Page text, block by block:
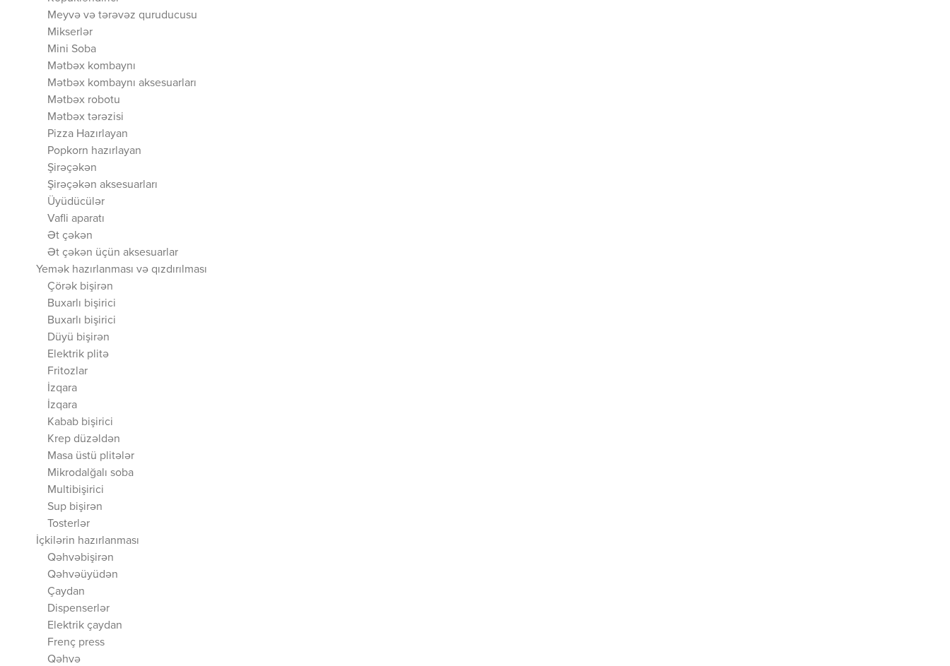
Meyvə və tərəvəz quruducusu
Mikserlər
Mini Soba
Mətbəx kombaynı
Mətbəx kombaynı aksesuarları
Mətbəx robotu
Mətbəx tərəzisi
Pizza Hazırlayan
Popkorn hazırlayan
Şirəçəkən
Şirəçəkən aksesuarları
Üyüdücülər
Vafli aparatı
Ət çəkən
Ət çəkən üçün aksesuarlar
Yemək hazırlanması və qızdırılması
Çörək bişirən
Buxarlı bişirici
Buxarlı bişirici
Düyü bişirən
Elektrik plitə
Fritozlar
İzqara
İzqara
Kabab bişirici
Krep düzəldən
Masa üstü plitələr
Mikrodalğalı soba
Multibişirici
Sup bişirən
Tosterlər
İçkilərin hazırlanması
Qəhvəbişirən
Qəhvəüyüdən
Çaydan
Dispenserlər
Elektrik çaydan
Frenç press
Qəhvə